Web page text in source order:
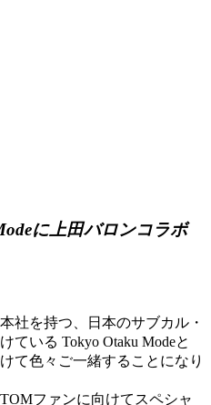
に上田バロンコラボ
社を持つ、日本のサブカル・
ている Tokyo Otaku Modeと
て色々ご一緒することになり
ファンに向けてスペシャ